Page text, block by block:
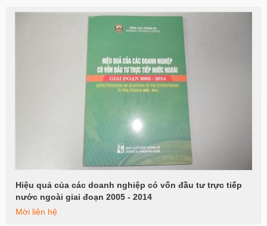
Xem tiếp
Hiệu quả của các doanh nghiệp có vốn đầu tư trực tiếp
nước ngoài giai đoạn 2005 - 2014
Mời liên hệ